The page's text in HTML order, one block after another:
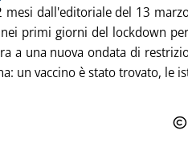
dall'editoriale del 13
primi giorni del lockdown
a una nuova ondata di
un vaccino è stato trovato, le